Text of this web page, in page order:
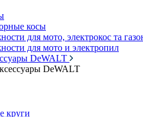
косы
для мото, электрокос та
для мото и электропил
DeWALT
DeWALT
круги